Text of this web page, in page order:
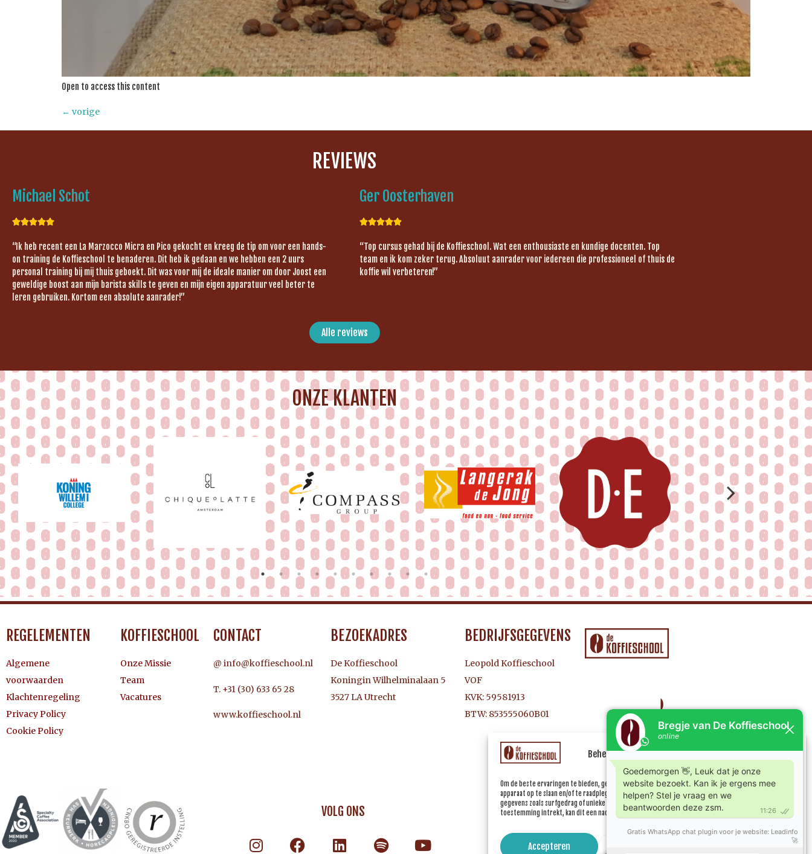
Beheer uw cookie toestemming
Om de beste ervaringen te bieden, gebruiken wij technologieën zoals cookies om informatie over je
apparaat op te slaan en/of te raadplegen. Door in te stemmen met deze technologieën kunnen wij
gegevens zoals surfgedrag of unieke ID's op deze site verwerken. Als je geen toestemming geeft of uw
toestemming intrekt, kan dit een nadelige invloed hebben op bepaalde functies en mogelijkheden.
Accepteren
Open to access this content
← vorige
REVIEWS
Michael Schot

“Ik heb recent een La Marzocco Micra en Pico gekocht en kreeg de tip om voor een hands-
on training de Koffieschool te benaderen. Dit heb ik gedaan en we hebben een 2 uurs
personal training bij mij thuis geboekt. Dit was voor mij de ideale manier om door Joost een
geweldige boost aan mijn barista skills te geven en mijn eigen apparatuur veel beter te
leren gebruiken. Kortom een absolute aanrader!”
Ger Oosterhaven

“Top cursus gehad bij de Koffieschool. Wat een enthousiaste en kundige docenten. Top
team en ik kom zeker terug. Absoluut aanrader voor iedereen die professioneel of thuis de
koffie wil verbeteren!”
Alle reviews
ONZE KLANTEN
REGELEMENTEN
Algemene
voorwaarden
Klachtenregeling
Privacy Policy
Cookie Policy
KOFFIESCHOOL
Onze Missie
Team
Vacatures
CONTACT
@ info@koffieschool.nl
T. +31 (30) 633 65 28
www.koffieschool.nl
BEZOEKADRES
De Koffieschool
Koningin Wilhelminalaan 5
3527 LA Utrecht
BEDRIJFSGEGEVENS
Leopold Koffieschool
VOF
KVK: 59581913
BTW: 853555060B01
VOLG ONS